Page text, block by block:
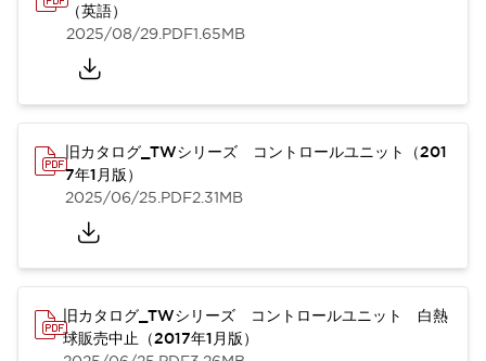
（英語）
2025/08/29.PDF1.65MB
旧カタログ_TWシリーズ コントロールユニット（201
7年1月版）
2025/06/25.PDF2.31MB
旧カタログ_TWシリーズ コントロールユニット 白熱
球販売中止（2017年1月版）